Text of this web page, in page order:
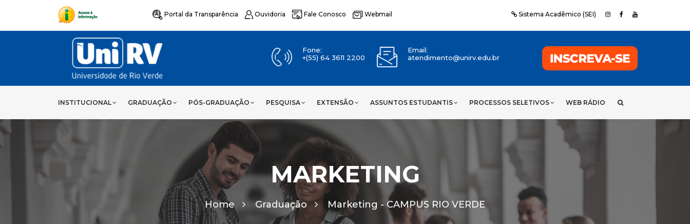
Portal da Transparência Ouvidoria Fale Conosco Webmail Sistema Acadêmico (SEI)
Fone:
+(55) 64 3611 2200
Email:
atendimento@unirv.edu.br
INSTITUCIONAL GRADUAÇÃO PÓS-GRADUAÇÃO PESQUISA EXTENSÃO ASSUNTOS ESTUDANTIS PROCESSOS SELETIVOS WEB RÁDIO
MARKETING
Home Graduação Marketing -CAMPUS RIO VERDE